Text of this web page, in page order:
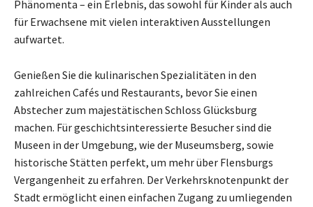
Phänomenta – ein Erlebnis, das sowohl für Kinder als auch
für Erwachsene mit vielen interaktiven Ausstellungen
aufwartet.
Genießen Sie die kulinarischen Spezialitäten in den
zahlreichen Cafés und Restaurants, bevor Sie einen
Abstecher zum majestätischen Schloss Glücksburg
machen. Für geschichtsinteressierte Besucher sind die
Museen in der Umgebung, wie der Museumsberg, sowie
historische Stätten perfekt, um mehr über Flensburgs
Vergangenheit zu erfahren. Der Verkehrsknotenpunkt der
Stadt ermöglicht einen einfachen Zugang zu umliegenden